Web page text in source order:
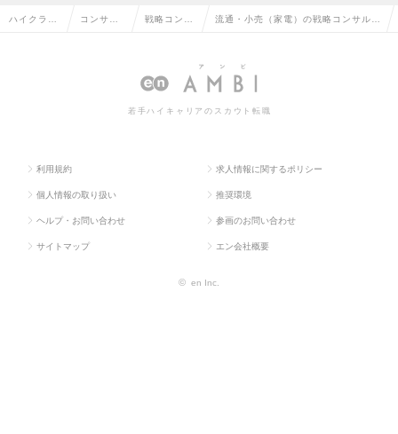
ハイクラス コンサル 戦略コンサ 流通・小売（家電）の戦略コンサルタ
若手ハイキャリアのスカウト転職
利用規約 求人情報に関するポリシー
個人情報の取り扱い 推奨環境
ヘルプ・お問い合わせ 参画のお問い合わせ
サイトマップ エン会社概要
© en Inc.